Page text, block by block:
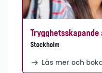
Stockholm
Läs mer och